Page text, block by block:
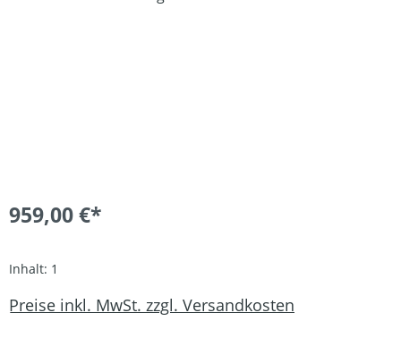
959,00 €*
Inhalt: 1
Preise inkl. MwSt. zzgl. Versandkosten